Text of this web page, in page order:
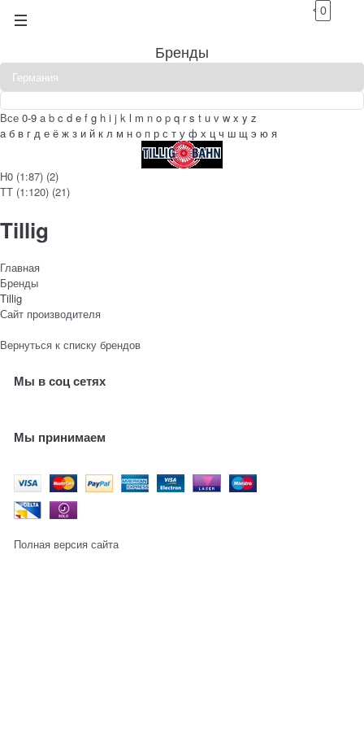
0
Бренды
Все 0-9 a b c d e f g h i j k l m n o p q rs t u v w x y z
а б в г д е ё ж з и й к л м н о п р с т у ф х ц ч ш щ э ю я
H0 (1:87) (2)
ТТ (1:120) (21)
Tillig
Главная
Бренды
Tillig
Сайт производителя
Вернуться к списку брендов
Мы в соц сетях
Мы принимаем
Полная версия сайта